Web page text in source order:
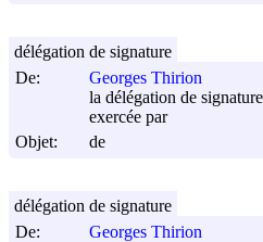
De:
Georges Thirion
la délégation de
exercée par
Objet:
de
délégation de signature
De:
Georges Thirion
délégation de signature